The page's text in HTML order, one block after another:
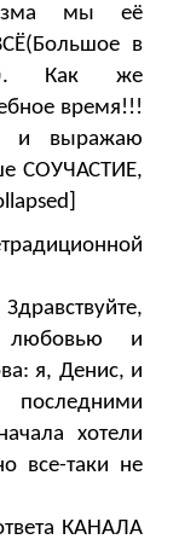
мы её
в
Как же
время!!!
и выражаю
СОУЧАСТИЕ,
и
я, Денис, и
хотели
все-таки не
КАНАЛА